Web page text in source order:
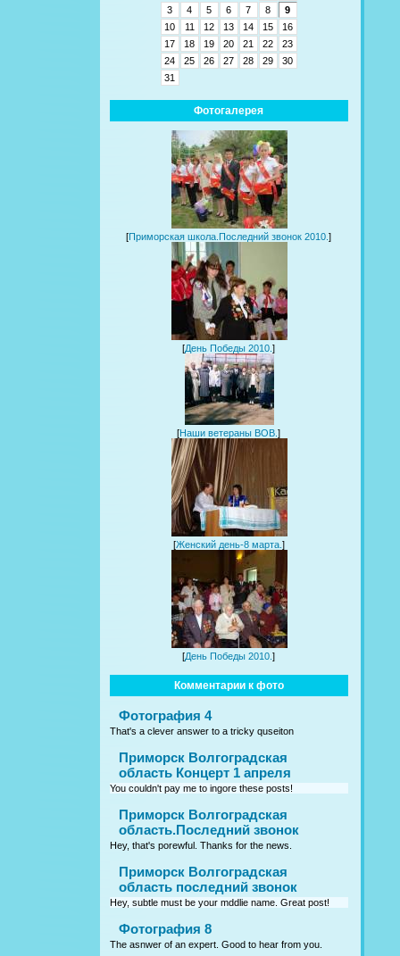
3
4 5 6 7 8
9
10
11 12 13 14 15
16
17
18 19 20 21 22
23
24
25 26 27 28 29
30
31
Фотогалерея
[Приморская школа.Последний звонок 2010.]
[День Победы 2010.]
[Наши ветераны ВОВ.]
[Женский день-8 марта. ]
[День Победы 2010.]
Комментарии к фото
Фотография 4
That's a clever answer to a tricky quseiton
Приморск Волгоградская
область Концерт 1 апреля
You couldn't pay me to ingore these posts!
Приморск Волгоградская
область.Последний звонок
Hey, that's porewful. Thanks for the news.
Приморск Волгоградская
область последний звонок
Hey, subtle must be your mddlie name. Great post!
Фотография 8
The asnwer of an expert. Good to hear from you.